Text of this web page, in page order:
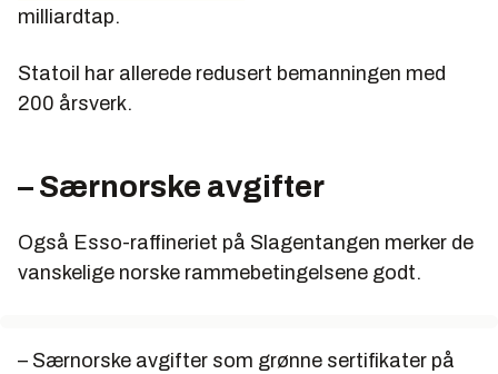
milliardtap.
Statoil har allerede redusert bemanningen med
200 årsverk.
– Særnorske avgifter
Også Esso-raffineriet på Slagentangen merker de
vanskelige norske rammebetingelsene godt.
– Særnorske avgifter som grønne sertifikater på